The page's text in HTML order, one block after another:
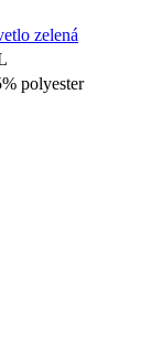
zelená
polyester